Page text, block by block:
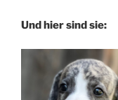
Und hier sind sie: